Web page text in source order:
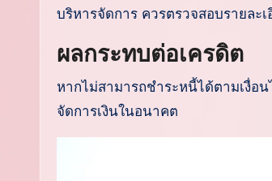
บริหารจัดการ ควรตรวจสอบรายละ
ผลกระทบต่อเครดิต
หากไม่สามารถชำระหนี้ได้ตามเงื่อ
จัดการเงินในอนาคต